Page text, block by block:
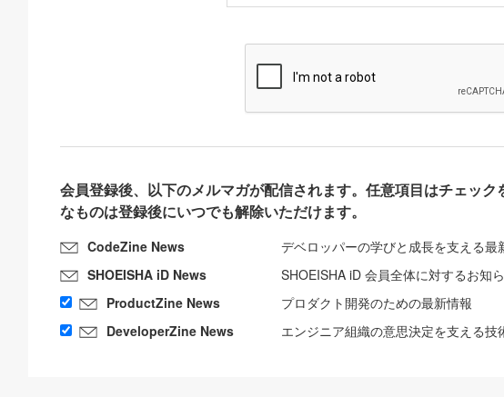
会員登録後、以下のメルマガが配信されます。任意項目はチェッ
なものは登録後にいつでも解除いただけます。
CodeZine News
デベロッパーの学びと成長を支える最
SHOEISHA iD News
SHOEISHA iD 会員全体に対するお知
ProductZine News
プロダクト開発のための最新情報
DeveloperZine News
エンジニア組織の意思決定を支える技